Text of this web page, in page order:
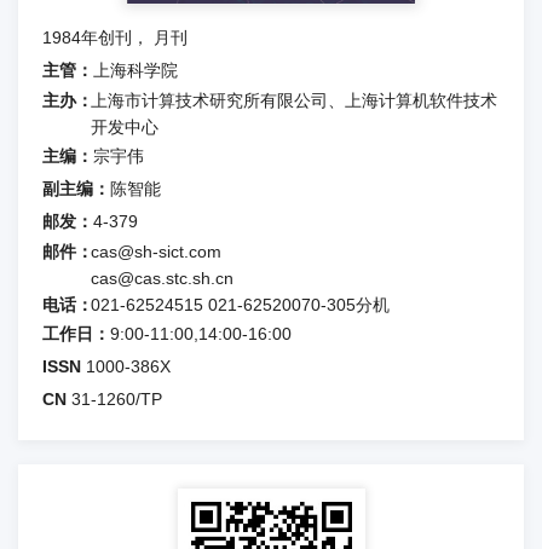
1984年创刊， 月刊
主管： 上海科学院
主办：上海市计算技术研究所有限公司、上海计算机软件技术
开发中心
主编： 宗宇伟
副主编： 陈智能
邮发： 4-379
邮件：cas@sh-sict.com
cas@cas.stc.sh.cn
电话：021-62524515 021-62520070-305分机
工作日： 9:00-11:00,14:00-16:00
ISSN 1000-386X
CN 31-1260/TP